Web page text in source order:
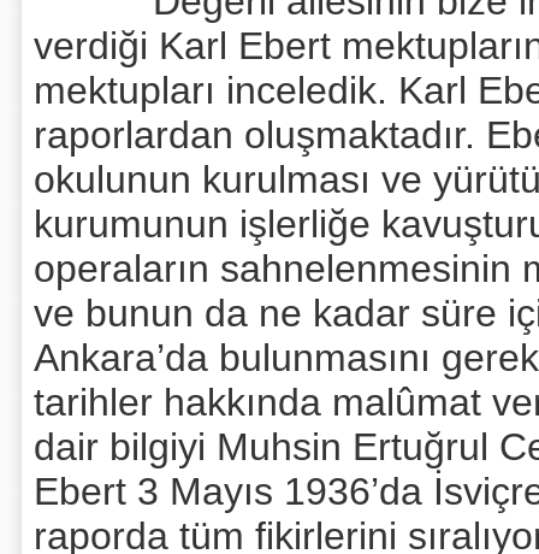
verdiği Karl Ebert
mektupları inceledik. Karl
raporlardan oluşmaktadır.
okulunun kurulması ve
kurumunun işlerliğe
operaların sahnelenmesinin
ve bunun da ne kadar süre
Ankara’da bulunmasını
tarihler hakkında malûmat
dair bilgiyi Muhsin Ertuğrul
Ebert 3 Mayıs 1936’da
raporda tüm fikirlerini